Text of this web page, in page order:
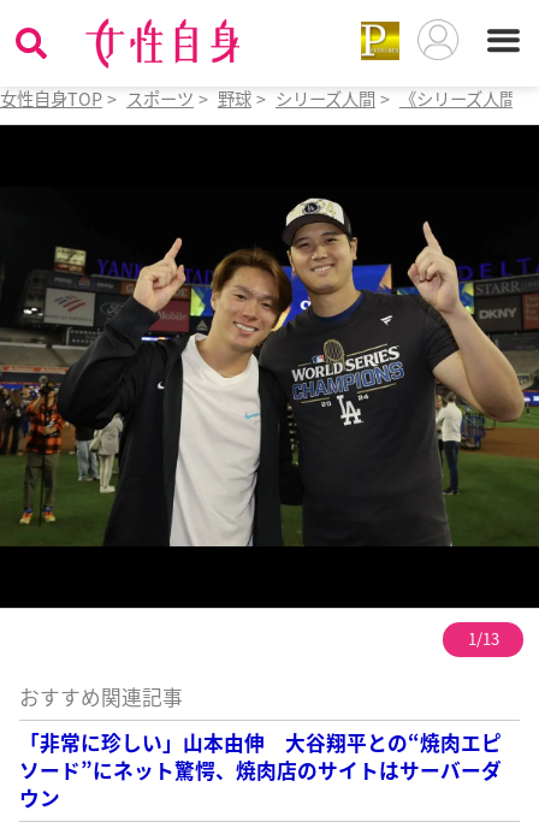
女性自身TOP > スポーツ > 野球 > シリーズ人間 > 《シリーズ人間
1/13
おすすめ関連記事
「非常に珍しい」山本由伸 大谷翔平との“焼肉エピ
ソード”にネット驚愕、焼肉店のサイトはサーバーダ
ウン